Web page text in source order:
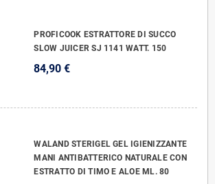
PROFICOOK ESTRATTORE DI SUCCO
SLOW JUICER SJ 1141 WATT. 150
84,90 €
WALAND STERIGEL GEL IGIENIZZANTE
MANI ANTIBATTERICO NATURALE CON
ESTRATTO DI TIMO E ALOE ML. 80